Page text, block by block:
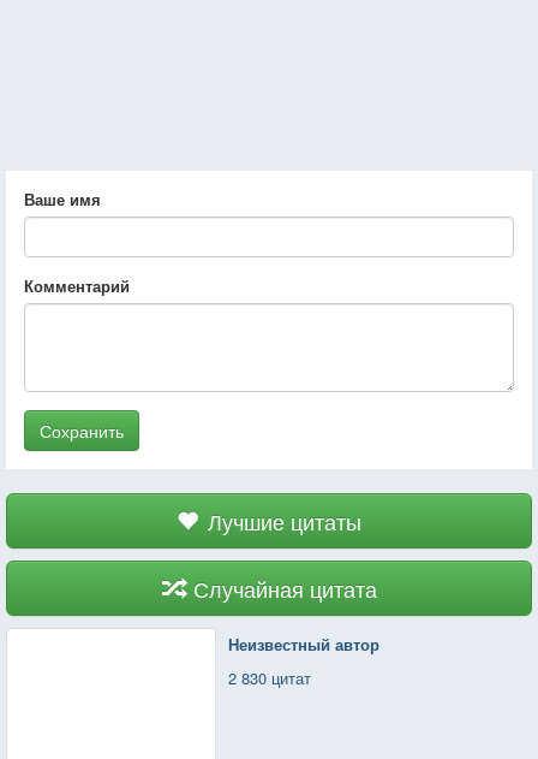
Ваше имя
Комментарий
Сохранить
Лучшие цитаты
Случайная цитата
Неизвестный автор
2 830 цитат